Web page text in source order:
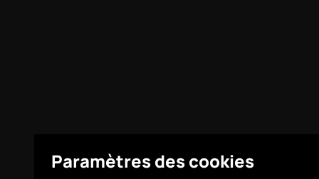
Paramètres des cookies
© Highcovery 2026Légal Paramètres des cookies